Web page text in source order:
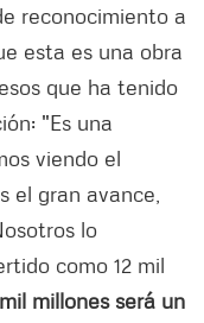
reconocimiento a
esta es una obra
que ha tenido
"Es una
viendo el
el gran avance,
lo
como 12 mil
millones será un